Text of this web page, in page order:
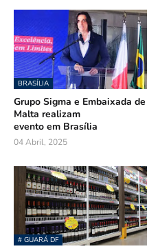
BRASÍLIA
Grupo Sigma e Embaixada de
Malta realizam
evento em Brasília
04 Abril, 2025
# GUARÁ DF